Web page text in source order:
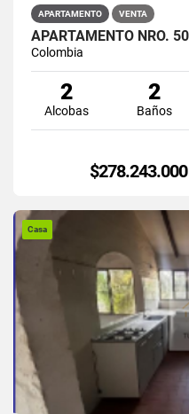
APARTAMENTO VENTA
Colombia
2
Alcobas
2
Baños
$278.243.000
Casa